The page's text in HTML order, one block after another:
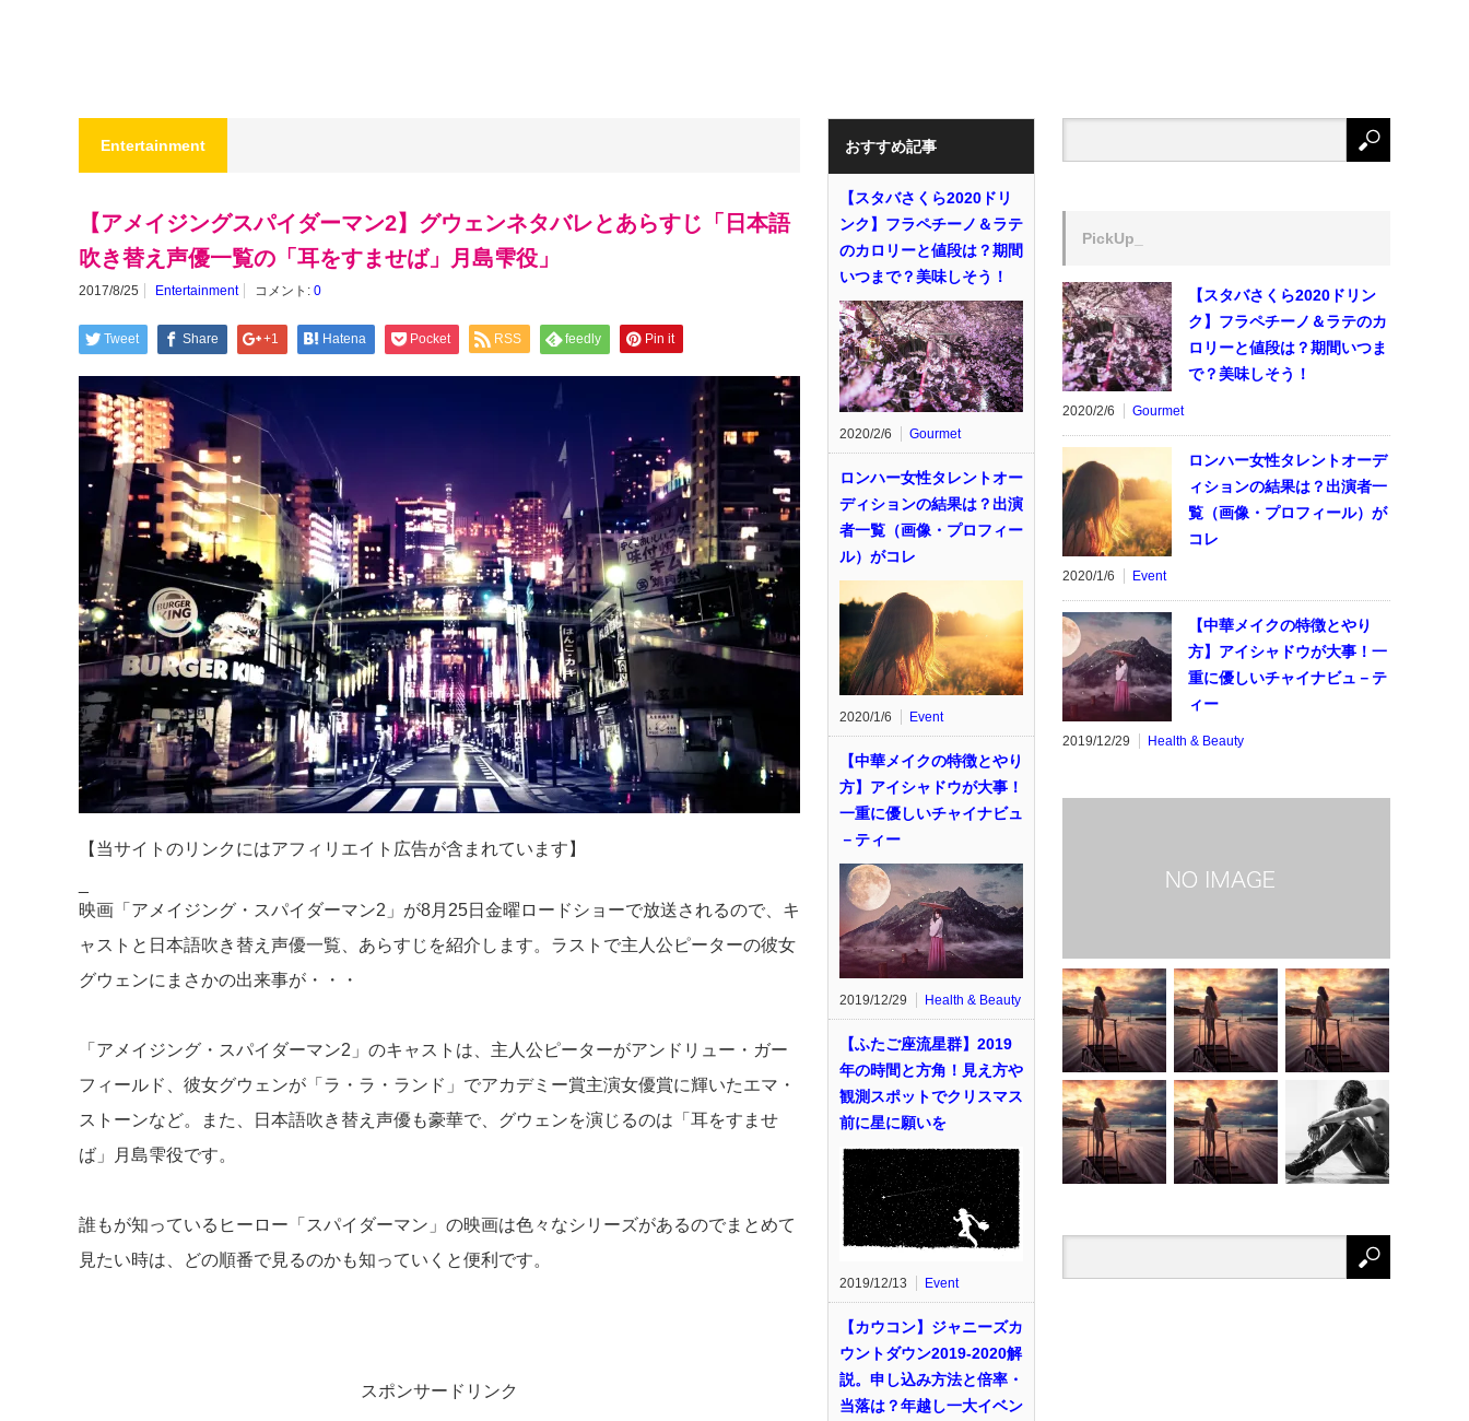
Entertainment
【アメイジングスパイダーマン2】グウェンネタバレとあらすじ「日本語
吹き替え声優一覧の「耳をすませば」月島雫役」
2017/8/25 Entertainment コメント: 0
Tweet Share +1 Hatena Pocket RSS feedly Pin it
【当サイトのリンクにはアフィリエイト広告が含まれています】
映画「アメイジング・スパイダーマン2」が8月25日金曜ロードショーで放送されるので、キ
ャストと日本語吹き替え声優一覧、あらすじを紹介します。ラストで主人公ピーターの彼女
グウェンにまさかの出来事が・・・
「アメイジング・スパイダーマン2」のキャストは、主人公ピーターがアンドリュー・ガー
フィールド、彼女グウェンが「ラ・ラ・ランド」でアカデミー賞主演女優賞に輝いたエマ・
ストーンなど。また、日本語吹き替え声優も豪華で、グウェンを演じるのは「耳をすませ
ば」月島雫役です。
誰もが知っているヒーロー「スパイダーマン」の映画は色々なシリーズがあるのでまとめて
見たい時は、どの順番で見るのかも知っていくと便利です。
スポンサードリンク
おすすめ記事
【スタバさくら2020ドリ
ンク】フラペチーノ＆ラテ
のカロリーと値段は？期間
いつまで？美味しそう！
2020/2/6 Gourmet
ロンハー女性タレントオー
ディションの結果は？出演
者一覧（画像・プロフィー
ル）がコレ
2020/1/6 Event
【中華メイクの特徴とやり
方】アイシャドウが大事！
一重に優しいチャイナビュ
－ティー
2019/12/29 Health & Beauty
【ふたご座流星群】2019
年の時間と方角！見え方や
観測スポットでクリスマス
前に星に願いを
2019/12/13 Event
【カウコン】ジャニーズカ
ウントダウン2019-2020解
説。申し込み方法と倍率・
当落は？年越し一大イベン
PickUp_
【スタバさくら2020ドリン
ク】フラペチーノ＆ラテのカ
ロリーと値段は？期間いつま
で？美味しそう！
2020/2/6 Gourmet
ロンハー女性タレントオーデ
ィションの結果は？出演者一
覧（画像・プロフィール）が
コレ
2020/1/6 Event
【中華メイクの特徴とやり
方】アイシャドウが大事！一
重に優しいチャイナビュ－テ
ィー
2019/12/29 Health & Beauty